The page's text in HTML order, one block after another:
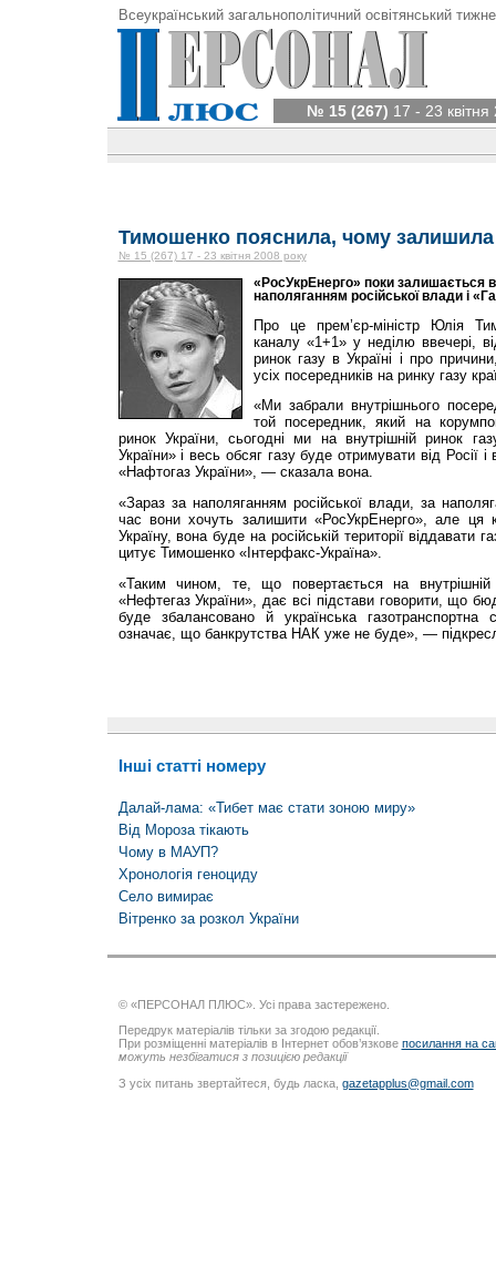
Всеукраїнський загальнополітичний освітянський
№ 15 (267) 17 - 23
Тимошенко пояснила, чому залишила
№ 15 (267) 17 - 23 квітня 2008 року
«РосУкрЕнерго» поки залишається в
наполяганням російської влади і
Про це прем’єр-міністр Юлія
каналу «1+1» у неділю ввечері,
ринок газу в Україні і про
усіх посередників на ринку газу
«Ми забрали внутрішнього
той посередник, який на
ринок України, сьогодні ми на внутрішній ринок
України» і весь обсяг газу буде отримувати від Росії
«Нафтогаз України», — сказала вона.
«Зараз за наполяганням російської влади, за
час вони хочуть залишити «РосУкрЕнерго», але ця
Україну, вона буде на російській території
цитує Тимошенко «Інтерфакс-Україна».
«Таким чином, те, що повертається на
«Нефтегаз України», дає всі підстави говорити, що
буде збалансовано й українська
означає, що банкрутства НАК уже не буде», —
Інші статті номеру
Далай-лама: «Тибет має стати зоною миру»
Від Мороза тікають
Чому в МАУП?
Хронологія геноциду
Село вимирає
Вітренко за розкол України
© «ПЕРСОНАЛ ПЛЮС». Усі права застережено.
Передрук матеріалів тільки за згодою редакції.
При розміщенні матеріалів в Інтернет обов’язкове посилання на
можуть незбігатися з позицією редакції
З усіх питань звертайтеся, будь ласка, gazetapplus@gmail.com